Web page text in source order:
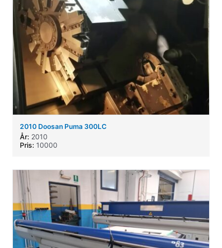
2010 Doosan Puma 300LC
År: 2010
Pris: 10000